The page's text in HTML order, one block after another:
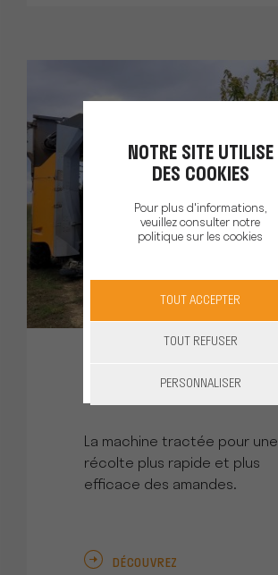
La machine tractée pour une
récolte plus rapide et plus
efficace des amandes.
DÉCOUVREZ
NOTRE SITE UTILISE
DES COOKIES
Pour plus d'informations,
veuillez consulter notre
politique sur les cookies
TOUT ACCEPTER
TOUT REFUSER
PERSONNALISER